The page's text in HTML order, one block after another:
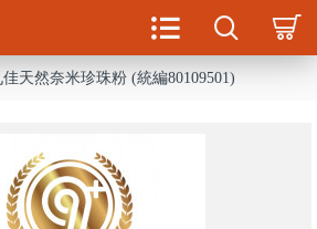
佳天然奈米珍珠粉 (統編80109501)